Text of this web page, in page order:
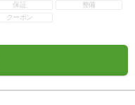
保証
整備
クーポン